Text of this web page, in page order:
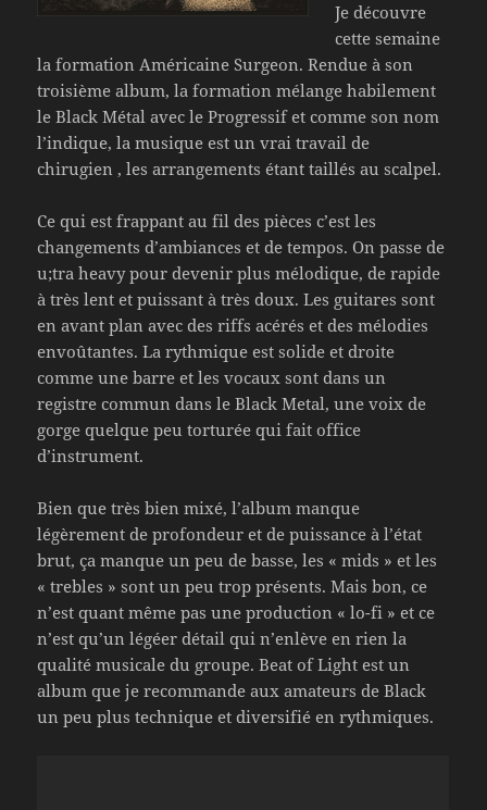
Je découvre
cette semaine
la formation Américaine Surgeon. Rendue à son
troisième album, la formation mélange habilement
le Black Métal avec le Progressif et comme son nom
l’indique, la musique est un vrai travail de
chirugien , les arrangements étant taillés au scalpel.
Ce qui est frappant au fil des pièces c’est les
changements d’ambiances et de tempos. On passe de
u;tra heavy pour devenir plus mélodique, de rapide
à très lent et puissant à très doux. Les guitares sont
en avant plan avec des riffs acérés et des mélodies
envoûtantes. La rythmique est solide et droite
comme une barre et les vocaux sont dans un
registre commun dans le Black Metal, une voix de
gorge quelque peu torturée qui fait office
d’instrument.
Bien que très bien mixé, l’album manque
légèrement de profondeur et de puissance à l’état
brut, ça manque un peu de basse, les « mids » et les
« trebles » sont un peu trop présents. Mais bon, ce
n’est quant même pas une production « lo-fi » et ce
n’est qu’un légéer détail qui n’enlève en rien la
qualité musicale du groupe. Beat of Light est un
album que je recommande aux amateurs de Black
un peu plus technique et diversifié en rythmiques.